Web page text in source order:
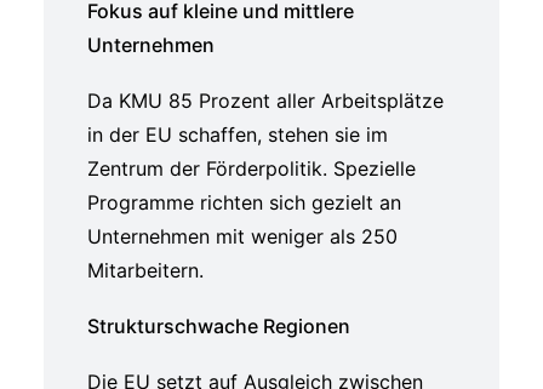
Fokus auf kleine und mittlere
Unternehmen
Da KMU 85 Prozent aller Arbeitsplätze
in der EU schaffen, stehen sie im
Zentrum der Förderpolitik. Spezielle
Programme richten sich gezielt an
Unternehmen mit weniger als 250
Mitarbeitern.
Strukturschwache Regionen
Die EU setzt auf Ausgleich zwischen